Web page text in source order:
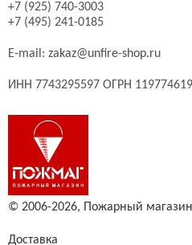
+7 (925) 740-3003
+7 (495) 241-0185
E-mail: zakaz@unfire-shop.ru
ИНН 7743295597 ОГРН
© 2006-2026, Пожарный
Доставка